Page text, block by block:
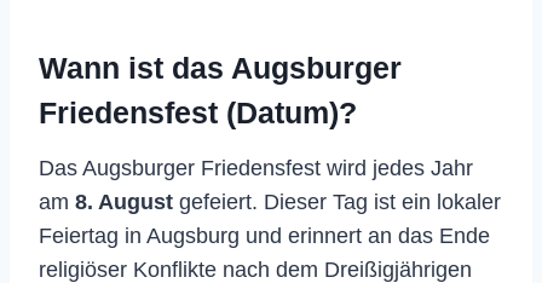
Wann ist das Augsburger
Friedensfest (Datum)?
Das Augsburger Friedensfest wird jedes Jahr
am 8. August gefeiert. Dieser Tag ist ein lokaler
Feiertag in Augsburg und erinnert an das Ende
religiöser Konflikte nach dem Dreißigjährigen